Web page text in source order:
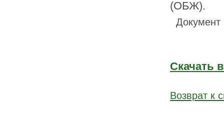
(ОБЖ).
Документ
Скачать
Возврат к